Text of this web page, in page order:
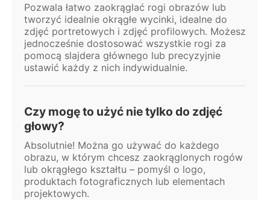
Pozwala łatwo zaokrąglać rogi obrazów lub
tworzyć idealnie okrągłe wycinki, idealne do
zdjęć portretowych i zdjęć profilowych. Możesz
jednocześnie dostosować wszystkie rogi za
pomocą slajdera głównego lub precyzyjnie
ustawić każdy z nich indywidualnie.
Czy mogę to użyć nie tylko do zdjęć
głowy?
Absolutnie! Można go używać do każdego
obrazu, w którym chcesz zaokrąglonych rogów
lub okrągłego kształtu – pomyśl o logo,
produktach fotograficznych lub elementach
projektowych.